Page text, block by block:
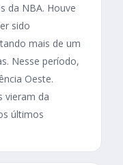
da NBA. Houve
sido
mais de um
Nesse período,
Oeste.
vieram da
últimos